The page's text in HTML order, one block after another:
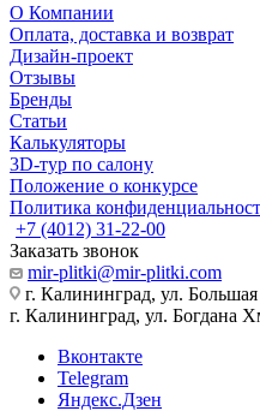
О Компании
Оплата, доставка и возврат
Дизайн-проект
Отзывы
Бренды
Статьи
Калькуляторы
3D-тур по салону
Положение о конкурсе
Политика
+7 (4012) 31-22-00
Заказать звонок
mir-plitki@mir-plitki.com
г. Калининград, ул.
г. Калининград, ул. Богдана
Вконтакте
Telegram
Яндекс.Дзен